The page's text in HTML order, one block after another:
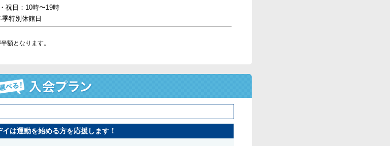
祝日：10時〜19時
特別休館日
額となります。
イは運動を始める方を応援します！